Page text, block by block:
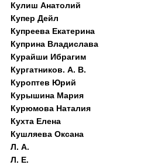
Кулиш Анатолий
Купер Дейл
Купреева Екатерина
Куприна Владислава
Курайши Ибрагим
Кургатников. А. В.
Куроптев Юрий
Курышина Мария
Курюмова Наталия
Кухта Елена
Кушляева Оксана
Л. А.
Л. Е.